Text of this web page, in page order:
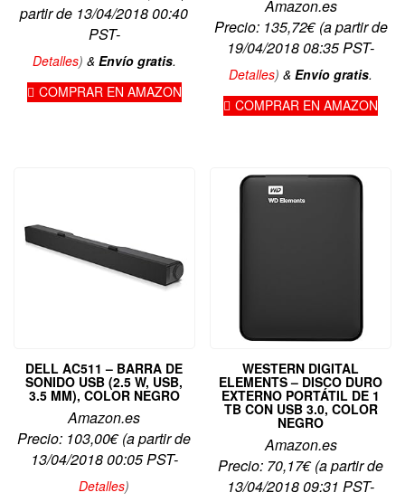
partir de 13/04/2018 00:40
PST-
Detalles) & Envío gratis.
COMPRAR EN AMAZON
Amazon.es
Precio: 135,72€(a partir de
19/04/2018 08:35 PST-
Detalles)&Envío gratis.
COMPRAR EN AMAZON
DELL AC511 – BARRA DE
SONIDO USB (2.5 W, USB,
3.5 MM), COLOR NEGRO
Amazon.es
Precio: 103,00€(a partir de
13/04/2018 00:05 PST-
Detalles)
WESTERN DIGITAL
ELEMENTS – DISCO DURO
EXTERNO PORTÁTIL DE 1
TB CON USB 3.0, COLOR
NEGRO
Amazon.es
Precio: 70,17€(a partir de
13/04/2018 09:31 PST-